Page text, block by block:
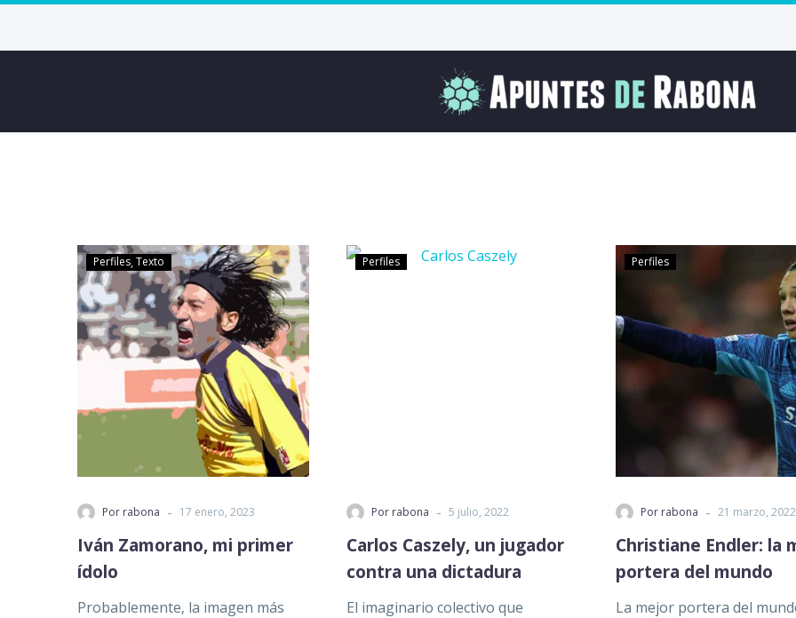
Perfiles Texto
Por rabona - 17 enero, 2023
Iván Zamorano, mi primer
ídolo
Probablemente, la imagen más
Perfiles
Por rabona - 5 julio, 2022
Carlos Caszely, un jugador
contra una dictadura
El imaginario colectivo que
Perfiles
Por rabona - 21 marzo, 2022
Christiane Endler: la
portera del mundo
La mejor portera del